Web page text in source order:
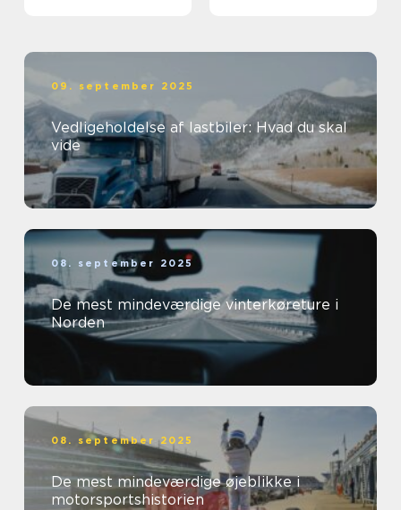
09. september 2025
Vedligeholdelse af lastbiler: Hvad du skal
vide
08. september 2025
De mest mindeværdige vinterkøreture i
Norden
08. september 2025
De mest mindeværdige øjeblikke i
motorsportshistorien